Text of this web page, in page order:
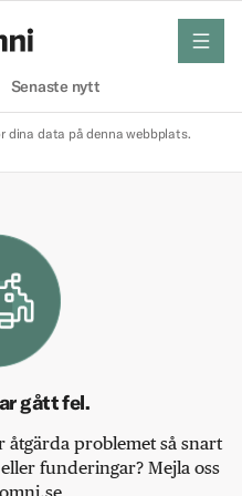
Senaste nytt
meny
dina data på denna webbplats.
gått fel.
problemet så snart
funderingar? Mejla oss